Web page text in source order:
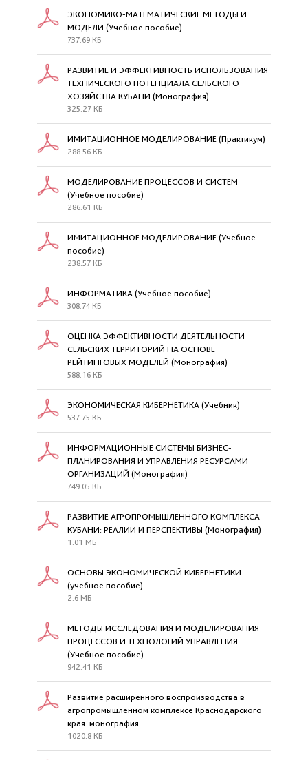
ЭКОНОМИКО-МАТЕМАТИЧЕСКИЕ МЕТОДЫ И
МОДЕЛИ (Учебное пособие)
737.69 КБ
РАЗВИТИЕ И ЭФФЕКТИВНОСТЬ ИСПОЛЬЗОВАНИЯ
ТЕХНИЧЕСКОГО ПОТЕНЦИАЛА СЕЛЬСКОГО
ХОЗЯЙСТВА КУБАНИ (Монография)
325.27 КБ
ИМИТАЦИОННОЕ МОДЕЛИРОВАНИЕ (Практикум)
288.56 КБ
МОДЕЛИРОВАНИЕ ПРОЦЕССОВ И СИСТЕМ
(Учебное пособие)
286.61 КБ
ИМИТАЦИОННОЕ МОДЕЛИРОВАНИЕ (Учебное
пособие)
238.57 КБ
ИНФОРМАТИКА (Учебное пособие)
308.74 КБ
ОЦЕНКА ЭФФЕКТИВНОСТИ ДЕЯТЕЛЬНОСТИ
СЕЛЬСКИХ ТЕРРИТОРИЙ НА ОСНОВЕ
РЕЙТИНГОВЫХ МОДЕЛЕЙ (Монография)
588.16 КБ
ЭКОНОМИЧЕСКАЯ КИБЕРНЕТИКА (Учебник)
537.75 КБ
ИНФОРМАЦИОННЫЕ СИСТЕМЫ БИЗНЕС-
ПЛАНИРОВАНИЯ И УПРАВЛЕНИЯ РЕСУРСАМИ
ОРГАНИЗАЦИЙ (Монография)
749.05 КБ
РАЗВИТИЕ АГРОПРОМЫШЛЕННОГО КОМПЛЕКСА
КУБАНИ: РЕАЛИИ И ПЕРСПЕКТИВЫ (Монография)
1.01 МБ
ОСНОВЫ ЭКОНОМИЧЕСКОЙ КИБЕРНЕТИКИ
(учебное пособие)
2.6 МБ
МЕТОДЫ ИССЛЕДОВАНИЯ И МОДЕЛИРОВАНИЯ
ПРОЦЕССОВ И ТЕХНОЛОГИЙ УПРАВЛЕНИЯ
(Учебное пособие)
942.41 КБ
Развитие расширенного воспроизводства в
агропромышленном комплексе Краснодарского
края: монография
1020.8 КБ